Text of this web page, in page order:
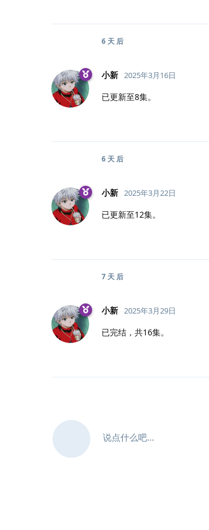
6 天后
小新 2025年3月16日
已更新至8集。
6 天后
小新 2025年3月22日
已更新至12集。
7 天后
小新 2025年3月29日
已完结，共16集。
说点什么吧...